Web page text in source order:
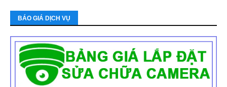
BÁO GIÁ DỊCH VỤ